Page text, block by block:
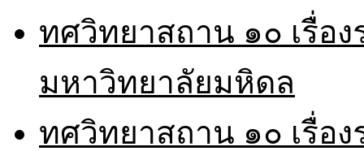
ทศวิทยาสถาน ๑๐ เรื่อ
มหาวิทยาลัยมหิดล
ทศวิทยาสถาน ๑๐ เรื่อ